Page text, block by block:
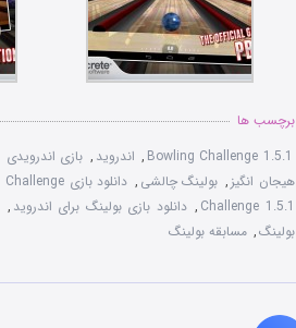
برچسب ها
Bowling Challenge 1.5.1
, اندروید , بازی اندرویدی PBA Bowling Challenge 1.5.1
هیجان انگیز , بولینگ چالشی , دانلود بازی Bowling Challenge
Challenge 1.5.1
, دانلود بازی بولینگ برای اندروید ,
بولینگ, مسابقه بولینگ